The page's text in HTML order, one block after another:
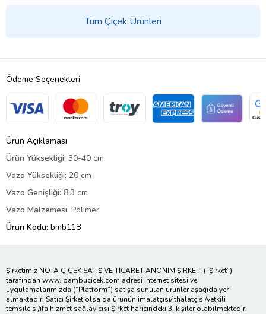
Tüm Çiçek Ürünleri
Ödeme Seçenekleri
Ürün Açıklaması
Ürün Yüksekliği: 30-40 cm
Vazo Yüksekliği: 20 cm
Vazo Genişliği: 8,3 cm
Vazo Malzemesi: Polimer
Ürün Kodu: bmb118
Şirketimiz NOTA ÇİÇEK SATIŞ VE TİCARET ANONİM ŞİRKETİ (“Şirket”)
tarafından www. bambucicek.com adresi internet sitesi ve
uygulamalarımızda (“Platform”) satışa sunulan ürünler aşağıda yer
almaktadır. Satıcı Şirket olsa da ürünün imalatçısı/ithalatçısı/yetkili
temsilcisi/ifa hizmet sağlayıcısı Şirket haricindeki 3. kişiler olabilmektedir.